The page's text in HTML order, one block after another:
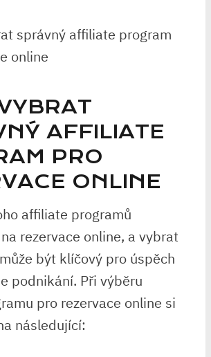
AFFILIATE
PRO
ONLINE
affiliate programů
rezervace online, a vybrat
být klíčový pro úspěch
podnikání. Při výběru
pro rezervace online si
následující: